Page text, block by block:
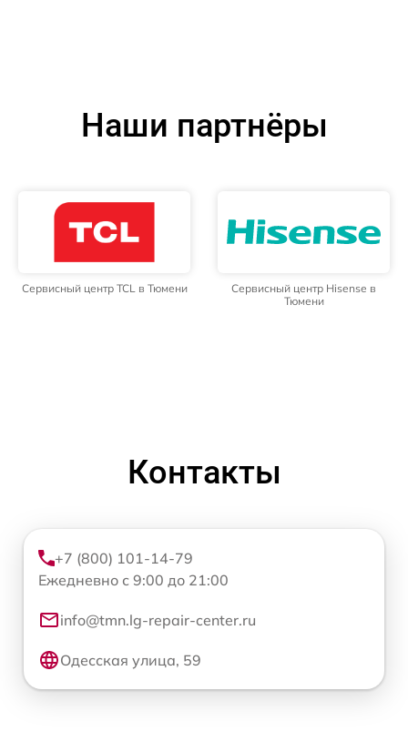
Наши партнёры
Сервисный центр TCL в Тюмени
Сервисный центр Hisense в
Тюмени
Контакты
+7 (800) 101-14-79
Ежедневно с 9:00 до 21:00
info@tmn.lg-repair-center.ru
Одесская улица, 59